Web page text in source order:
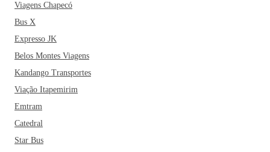
Viagens Chapecó
Bus X
Expresso JK
Belos Montes Viagens
Kandango Transportes
Viação Itapemirim
Emtram
Catedral
Star Bus